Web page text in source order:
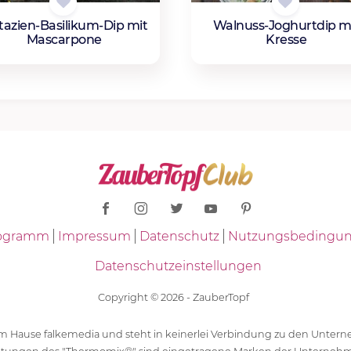
Basilikum-Dip mit
Mascarpone
Walnuss-Joghurtdip
Kresse
Impressum Datenschutz
Datenschutzeinstellungen
Copyright © 2026 - ZauberTopf
Hause falkemedia und steht in keinerlei Verbindung zu den